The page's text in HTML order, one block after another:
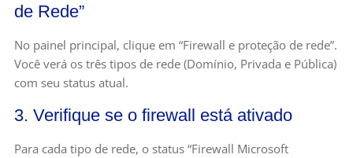
de Rede”
No painel principal, clique em “Firewall e proteção de rede”.
Você verá os três tipos de rede (Domínio, Privada e Pública)
com seu status atual.
3. Verifique se o firewall está ativado
Para cada tipo de rede, o status “Firewall Microsoft